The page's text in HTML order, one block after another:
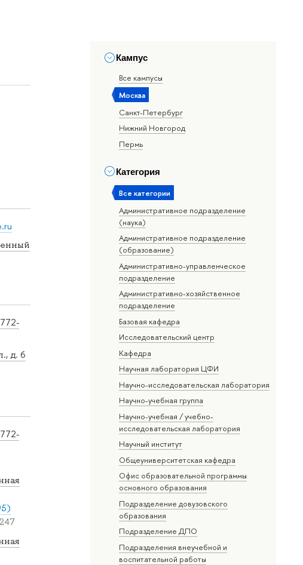
Кампус
Все кампусы
Москва
Санкт-Петербург
Нижний Новгород
Пермь
Категория
Все категории
Административное подразделение
(наука)
Административное подразделение
(образование)
Административно-управленческое
подразделение
Административно-хозяйственное
подразделение
Базовая кафедра
Исследовательский центр
Кафедра
Научная лаборатория ЦФИ
Научно-исследовательская лаборатория
Научно-учебная группа
Научно-учебная / учебно-
исследовательская лаборатория
Научный институт
Общеуниверситетская кафедра
Офис образовательной программы
основного образования
Подразделение довузовского
образования
Подразделение ДПО
Подразделения внеучебной и
воспитательной работы
д. 6